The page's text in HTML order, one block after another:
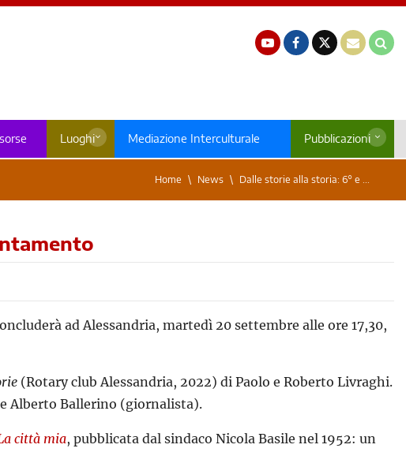
Luoghi Mediazione Interculturale Pubblicazioni
Home News Dalle storie alla storia: 6° e ...
ad Alessandria, martedì 20 settembre alle ore 17,30,
(Rotary club Alessandria, 2022) di Paolo e Roberto Livraghi.
Alberto Ballerino (giornalista).
città mia, pubblicata dal sindaco Nicola Basile nel 1952: un